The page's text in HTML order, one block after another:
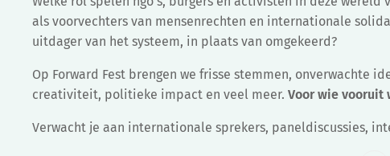
als voorvechters van mensenrechten en internationale
uitdager van het systeem, in plaats van omgekeerd?
Op Forward Fest brengen wefrisse stemmen, onverwachte
creativiteit, politieke impact en veel meer.Voor wie vooruit
Verwacht je aan internationale sprekers, paneldiscussies,